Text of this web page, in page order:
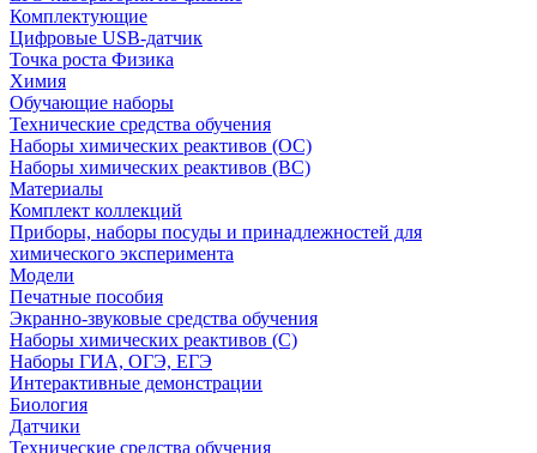
Комплектующие
Цифровые USB-датчик
Точка роста Физика
Химия
Обучающие наборы
Технические средства обучения
Наборы химических реактивов (ОС)
Наборы химических реактивов (ВС)
Материалы
Комплект коллекций
Приборы, наборы посуды и принадлежностей для
химического эксперимента
Модели
Печатные пособия
Экранно-звуковые средства обучения
Наборы химических реактивов (С)
Наборы ГИА, ОГЭ, ЕГЭ
Интерактивные демонстрации
Биология
Датчики
Технические средства обучения